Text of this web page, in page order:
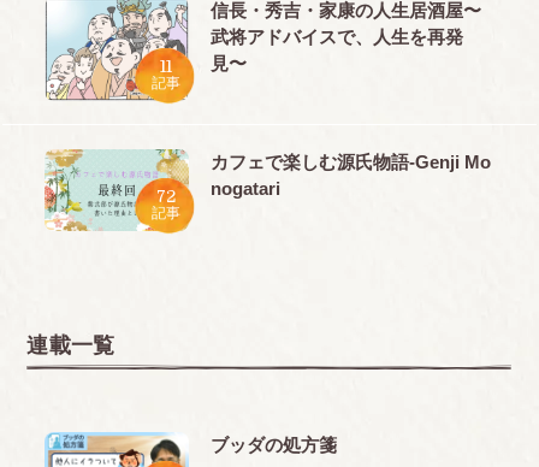
11
記事
信長・秀吉・家康の人生居酒屋〜
武将アドバイスで、人生を再発
見〜
72
記事
カフェで楽しむ源氏物語-Genji Mo
nogatari
連載一覧
ブッダの処方箋